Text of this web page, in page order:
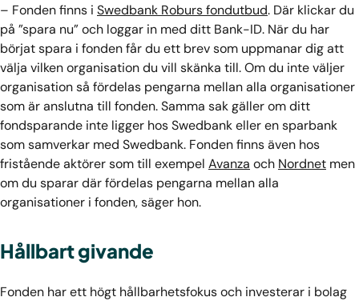
– Fonden finns i Swedbank Roburs fondutbud. Där klickar du
på ”spara nu” och loggar in med ditt Bank-ID. När du har
börjat spara i fonden får du ett brev som uppmanar dig att
välja vilken organisation du vill skänka till. Om du inte väljer
organisation så fördelas pengarna mellan alla organisationer
som är anslutna till fonden. Samma sak gäller om ditt
fondsparande inte ligger hos Swedbank eller en sparbank
som samverkar med Swedbank. Fonden finns även hos
fristående aktörer som till exempel Avanza och Nordnet men
om du sparar där fördelas pengarna mellan alla
organisationer i fonden, säger hon.
Hållbart givande
Fonden har ett högt hållbarhetsfokus och investerar i bolag